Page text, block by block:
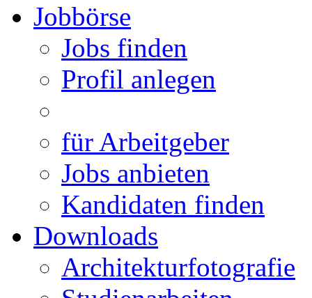
Jobbörse
Jobs finden
Profil anlegen
für Arbeitgeber
Jobs anbieten
Kandidaten finden
Downloads
Architekturfotografie